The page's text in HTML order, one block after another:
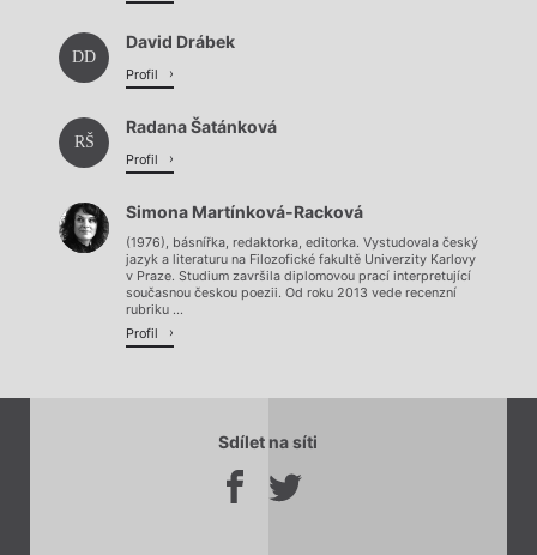
DD
David Drábek
Profil
RŠ
Radana Šatánková
Profil
Simona Martínková-Racková
(1976), básnířka, redaktorka, editorka. Vystudovala český
jazyk a literaturu na Filozofické fakultě Univerzity Karlovy
v Praze. Studium završila diplomovou prací interpretující
současnou českou poezii. Od roku 2013 vede recenzní
rubriku ...
Profil
Sdílet na síti